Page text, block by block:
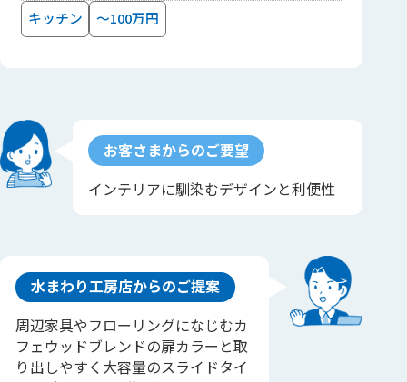
キッチン ～100万円
お客さまからのご要望
インテリアに馴染むデザインと利便性
水まわり工房店からのご提案
周辺家具やフローリングになじむカ
フェウッドブレンドの扉カラーと取
り出しやすく大容量のスライドタイ